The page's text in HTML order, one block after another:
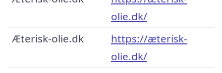
olie.dk/
Æterisk-olie.dk
https://æterisk-
olie.dk/